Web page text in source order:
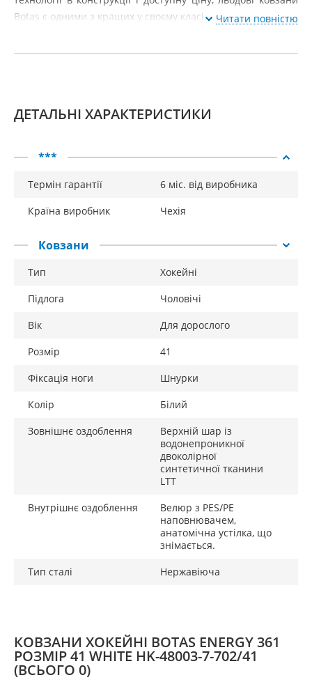
Botas є одними з кращих у своєму класі.
Читати повністю
ДЕТАЛЬНІ ХАРАКТЕРИСТИКИ
***
Термін гарантії
6 міс. від виробника
Країна виробник
Чехія
Ковзани
Тип
Хокейні
Підлога
Чоловічі
Вік
Для дорослого
Розмір
41
Фіксація ноги
Шнурки
Колір
Білий
Зовнішнє оздоблення
Верхній шар із
водонепроникної
двоколірної
синтетичної тканини
LTT
Внутрішнє оздоблення
Велюр з PES/PE
наповнювачем,
анатомічна устілка, що
знімається.
Тип сталі
Нержавіюча
КОВЗАНИ ХОКЕЙНІ BOTAS ENERGY 361
РОЗМІР 41 WHITE HK-48003-7-702/41
(ВСЬОГО 0)